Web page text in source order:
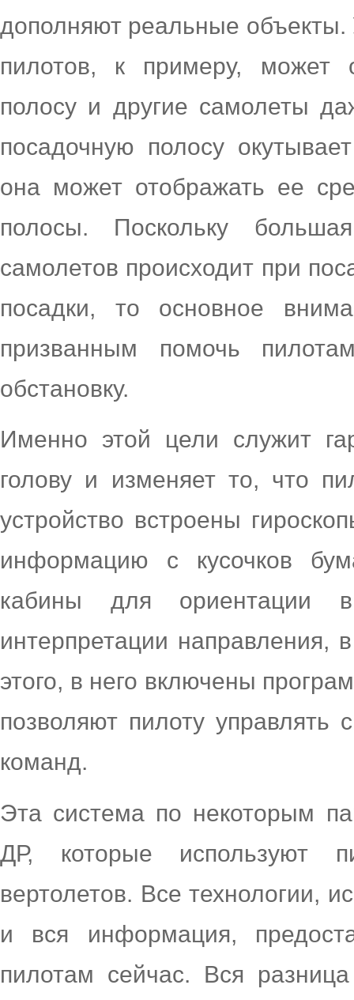
дополняют реальные объекты.
пилотов, к примеру, может
полосу и другие самолеты
посадочную полосу
она может отображать ее
полосы. Поскольку
самолетов происходит при
посадки, то основное
призванным помочь
обстановку.
Именно этой цели служит
голову и изменяет то, что
устройство встроены
информацию с кусочков
кабины для ориентации в
интерпретации направления,
этого, в него включены
позволяют пилоту управлять
команд.
Эта система по некоторым
ДР, которые используют
вертолетов. Все технологии,
и вся информация,
пилотам сейчас. Вся